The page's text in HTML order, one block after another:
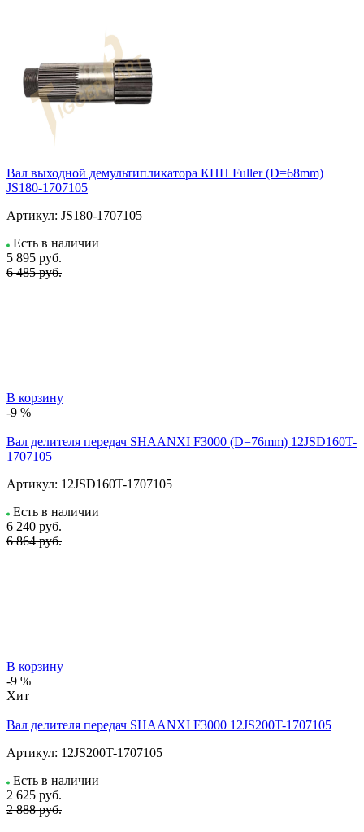
Вал выходной демультипликатора КПП Fuller (D=68mm)
JS180-1707105
Артикул: JS180-1707105
Есть в наличии
5 895 руб.
6 485 руб.
В корзину
-9 %
Вал делителя передач SHAANXI F3000 (D=76mm) 12JSD160T-
1707105
Артикул: 12JSD160T-1707105
Есть в наличии
6 240 руб.
6 864 руб.
В корзину
-9 %
Хит
Вал делителя передач SHAANXI F3000 12JS200T-1707105
Артикул: 12JS200T-1707105
Есть в наличии
2 625 руб.
2 888 руб.